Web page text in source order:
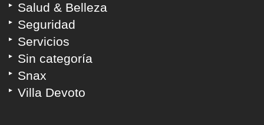
Salud & Belleza
Seguridad
Servicios
Sin categoría
Snax
Villa Devoto